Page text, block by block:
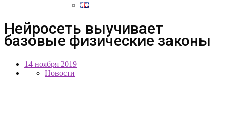
Нейросеть выучивает
базовые физические законы
14 ноября 2019
Новости